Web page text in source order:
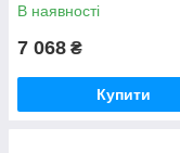
В наявності
7 068 ₴
Купити